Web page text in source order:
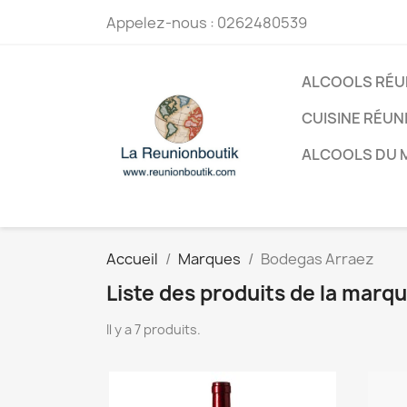
Appelez-nous : 0262480539
ALCOOLS
CUISINE
ALCOOLS DU
Accueil Marques Bodegas Arraez
Liste des produits de la
Il y a 7 produits.